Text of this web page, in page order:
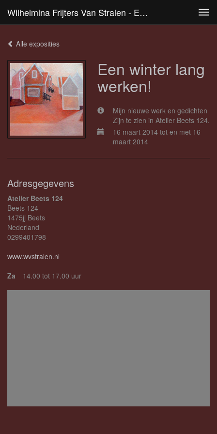
Wilhelmina Frijters Van Stralen - Een Winter Lang Werken!
Alle exposities
Een winter lang
werken!
Mijn nieuwe werk en gedichten
Zijn te zien in Atelier Beets 124.
16 maart 2014 tot en met 16
maart 2014
Adresgegevens
Atelier Beets 124
Beets 124
1475jj Beets
Nederland
0299401798
www.wvstralen.nl
Za
14.00 tot 17.00 uur